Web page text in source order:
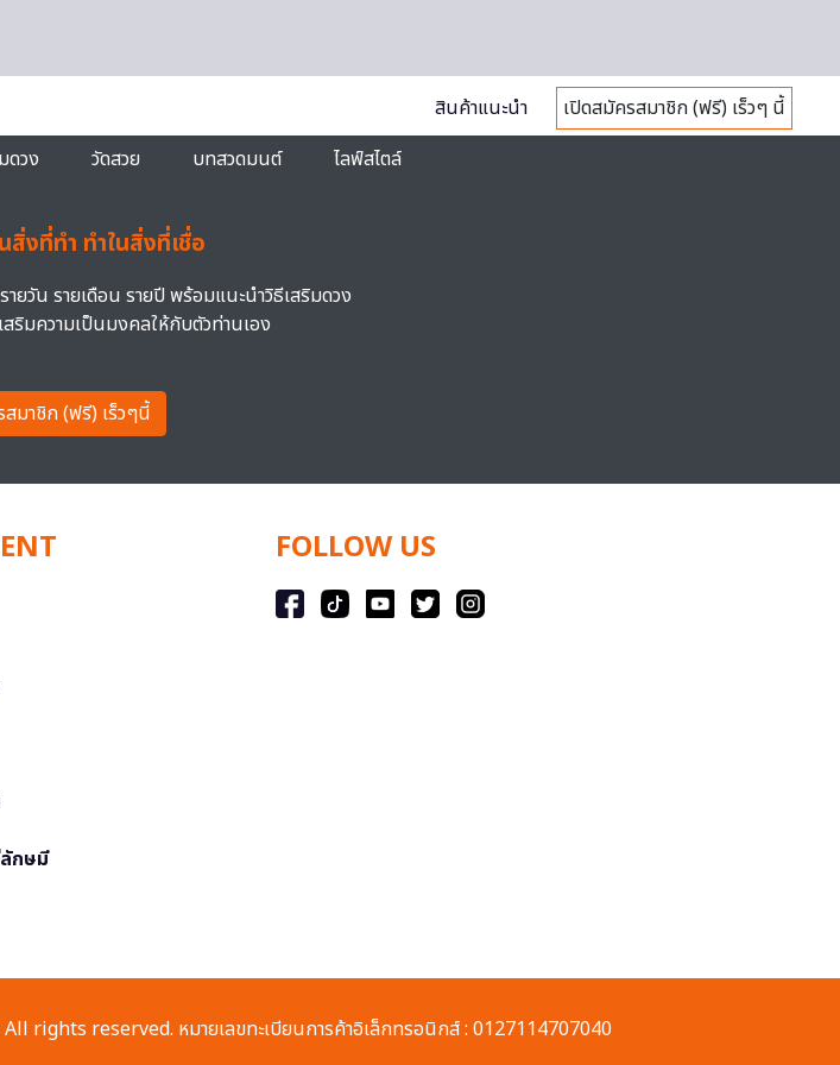
สินค้าแนะนำ
เปิดสมัครสมาชิก (ฟรี) เร็วๆ นี้
ดวง วัดสวย บทสวดมนต์ ไลฟ์สไตล์
สิ่งที่ทำ ทำในสิ่งที่เชื่อ
ยวัน รายเดือน รายปี พร้อมแนะนำวิธีเสริมดวง
ริมความเป็นมงคลให้กับตัวท่านเอง
มาชิก (ฟรี) เร็วๆนี้
ลักษมี
FOLLOW US
rights reserved. หมายเลขทะเบียนการค้าอิเล็กทรอนิกส์ : 0127114707040